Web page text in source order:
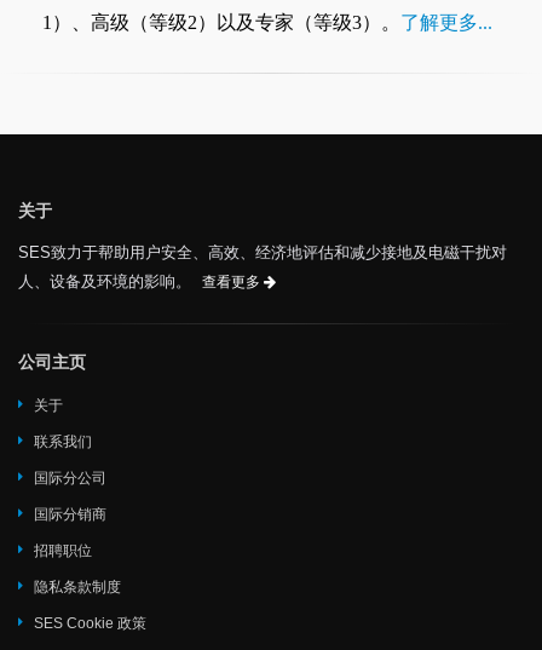
1）、高级（等级2）以及专家（等级3）。 了解更多...
关于
SES致力于帮助用户安全、高效、经济地评估和减少接地及电磁干扰对
人、设备及环境的影响。
查看更多
公司主页
关于
联系我们
国际分公司
国际分销商
招聘职位
隐私条款制度
SES Cookie 政策